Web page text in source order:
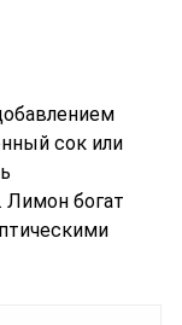
сок или
Лимон богат